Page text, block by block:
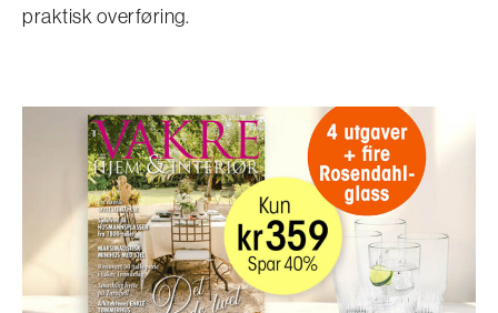
praktisk overføring.